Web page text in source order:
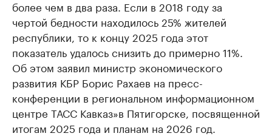
более чем в два раза. Если в 2018 году за
чертой бедности находилось 25% жителей
республики, то к концу 2025 года этот
показатель удалось снизить до примерно 11%.
Об этом заявил министр экономического
развития КБР Борис Рахаев на пресс-
конференции в региональном информационном
центре ТАСС Кавказ»в Пятигорске, посвященной
итогам 2025 года и планам на 2026 год.